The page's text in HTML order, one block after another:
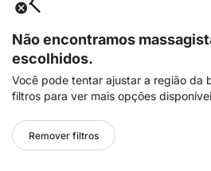
Não encontramos
escolhidos.
Você pode tentar ajustar a região da
filtros para ver mais opções
Remover filtros